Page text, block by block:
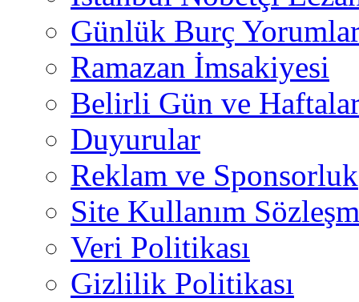
Günlük Burç
Ramazan İmsakiyesi
Belirli Gün ve
Duyurular
Reklam ve Sponsorluk
Site Kullanım
Veri Politikası
Gizlilik Politikası